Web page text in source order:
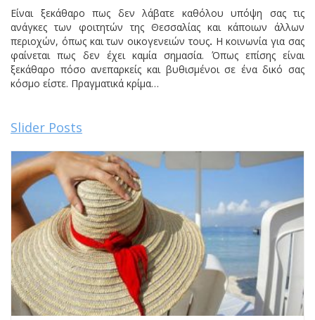
Είναι ξεκάθαρο πως δεν λάβατε καθόλου υπόψη σας τις
ανάγκες των φοιτητών της Θεσσαλίας και κάποιων άλλων
περιοχών, όπως και των οικογενειών τους. Η κοινωνία για σας
φαίνεται πως δεν έχει καμία σημασία. Όπως επίσης είναι
ξεκάθαρο πόσο ανεπαρκείς και βυθισμένοι σε ένα δικό σας
κόσμο είστε. Πραγματικά κρίμα…
Slider Posts